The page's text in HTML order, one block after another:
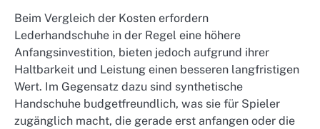
Beim Vergleich der Kosten erfordern
Lederhandschuhe in der Regel eine höhere
Anfangsinvestition, bieten jedoch aufgrund ihrer
Haltbarkeit und Leistung einen besseren langfristigen
Wert. Im Gegensatz dazu sind synthetische
Handschuhe budgetfreundlich, was sie für Spieler
zugänglich macht, die gerade erst anfangen oder die